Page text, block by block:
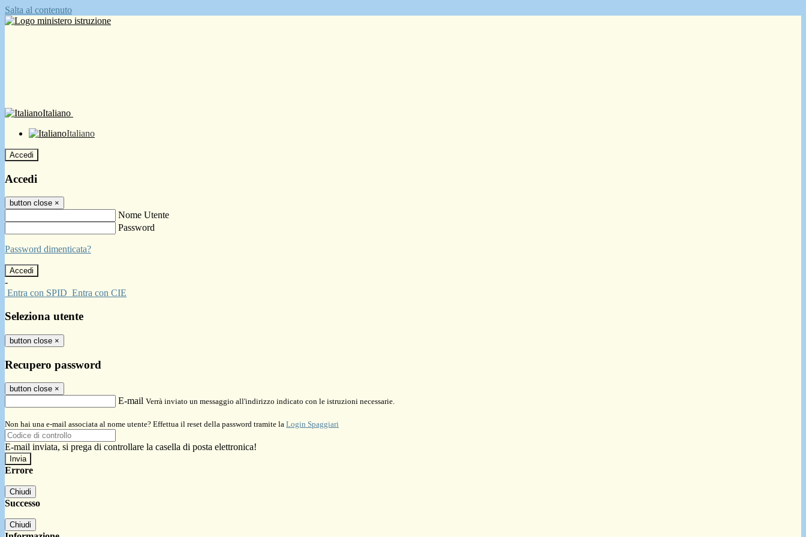
Salta al contenuto
Italiano
Italiano
Accedi
Accedi
button close ×
Nome Utente
Password
Password dimenticata?
-
Entra con SPID Entra con CIE
Seleziona utente
button close ×
Recupero password
button close ×
E-mail Verrà inviato un messaggio all'indirizzo indicato con le istruzioni necessarie.
Non hai una e-mail associata al nome utente? Effettua il reset della password tramite la Login Spaggiari
E-mail inviata, si prega di controllare la casella di posta elettronica!
Errore
Chiudi
Successo
Chiudi